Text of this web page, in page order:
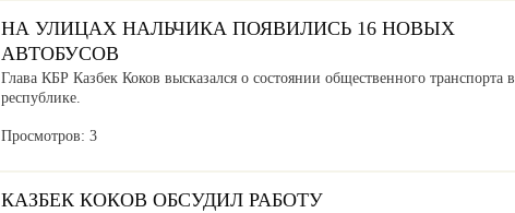
НА УЛИЦАХ НАЛЬЧИКА ПОЯВИЛИСЬ 16 НОВЫХ
АВТОБУСОВ
Глава КБР Казбек Коков высказался о состоянии общественного транспорта в
республике.
Просмотров: 3
КАЗБЕК КОКОВ ОБСУДИЛ РАБОТУ